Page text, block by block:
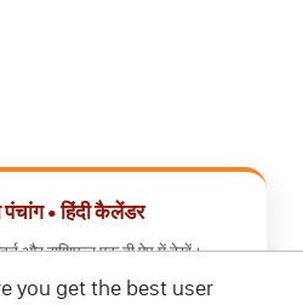
• हिंदी कैलेंडर
और राशिफल एक ही ऐप में देखें।
you get the best user